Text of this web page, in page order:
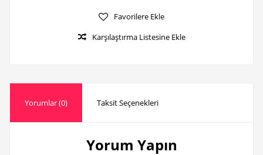
Favorilere Ekle
Karşılaştırma Listesine Ekle
Yorumlar (0) Taksit Seçenekleri
Yorum Yapın